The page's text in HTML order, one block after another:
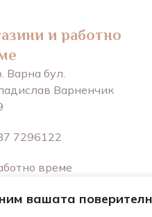
вашата
и работно
Варна бул.
Варненчик
7296122
време
Съобота: 10:00 –